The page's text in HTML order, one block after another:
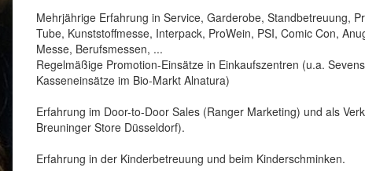
Mehrjährige Erfahrung in Service, Garderobe, Standbetreuung,
Tube, Kunststoffmesse, Interpack, ProWein, PSI, Comic Con,
Messe, Berufsmessen, ...
Regelmäßige Promotion-Einsätze in Einkaufszentren (u.a.
Kasseneinsätze im Bio-Markt Alnatura)
Erfahrung im Door-to-Door Sales (Ranger Marketing) und als
Breuninger Store Düsseldorf).
Erfahrung in der Kinderbetreuung und beim Kinderschminken.